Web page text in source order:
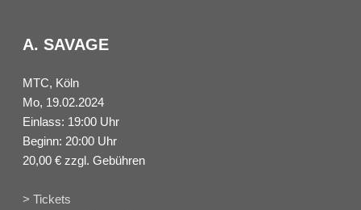
A. SAVAGE
MTC, Köln
Mo, 19.02.2024
Einlass: 19:00 Uhr
Beginn: 20:00 Uhr
20,00 € zzgl. Gebühren
> Tickets